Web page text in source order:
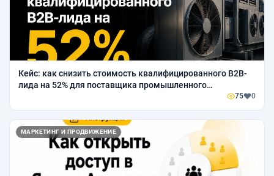
Кейс: как снизить стоимость квалифицированного B2B-
лида на 52% для поставщика промышленного
75 0
МАРКЕТИНГ И ПРОДВИЖЕНИЕ